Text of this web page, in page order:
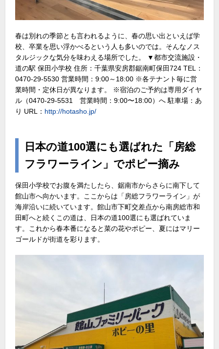
春は別れの季節とも言われるように、春の思い出といえば学
校、卒業を思い浮かべるという人も多いのでは。そんなノス
タルジックな気分を味わえる場所でした。 ▼都市交流施設・
道の駅 保田小学校 住所：千葉県安房郡鋸南町保田724 TEL：
0470-29-5530 営業時間：9:00～18:00 ※各テナント毎に営
業時間・定休日が異なります。 ※宿泊のご予約は専用ダイヤ
ル（0470-29-5531 営業時間：9:00〜18:00）へ 駐車場：あ
り URL： http://hotasho.jp/
日本の道100選にも選ばれた「房総
フラワーライン」でポピー摘み
保田小学校でお腹を満たしたら、鋸南市からさらに南下して
館山市へ向かいます。ここからは「房総フラワーライン」が
海岸沿いに続いています。館山市下町交差点から南房総市和
田町へと続くこの道は、日本の道100選にも選ばれていま
す。これから春本番になると菜の花やポピー、夏にはマリー
ゴールドが街道を彩ります。